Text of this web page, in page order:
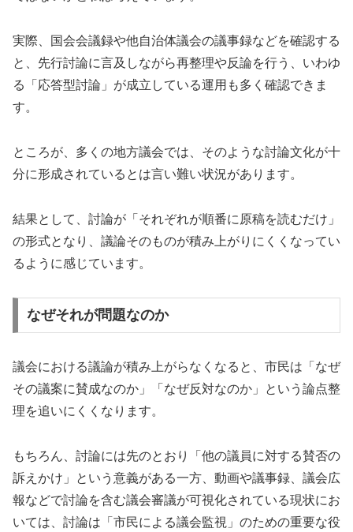
実際、国会会議録や他自治体議会の議事録などを確認する
と、先行討論に言及しながら再整理や反論を行う、いわゆ
る「応答型討論」が成立している運用も多く確認できま
す。
ところが、多くの地方議会では、そのような討論文化が十
分に形成されているとは言い難い状況があります。
結果として、討論が「それぞれが順番に原稿を読むだけ」
の形式となり、議論そのものが積み上がりにくくなってい
るように感じています。
なぜそれが問題なのか
議会における議論が積み上がらなくなると、市民は「なぜ
その議案に賛成なのか」「なぜ反対なのか」という論点整
理を追いにくくなります。
もちろん、討論には先のとおり「他の議員に対する賛否の
訴えかけ」という意義がある一方、動画や議事録、議会広
報などで討論を含む議会審議が可視化されている現状にお
いては、討論は「市民による議会監視」のための重要な役